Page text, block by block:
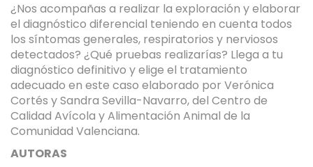
¿Nos acompañas a realizar la exploración y elaborar
el diagnóstico diferencial teniendo en cuenta todos
los síntomas generales, respiratorios y nerviosos
detectados? ¿Qué pruebas realizarías? Llega a tu
diagnóstico definitivo y elige el tratamiento
adecuado en este caso elaborado por Verónica
Cortés y Sandra Sevilla-Navarro, del Centro de
Calidad Avícola y Alimentación Animal de la
Comunidad Valenciana.
AUTORAS